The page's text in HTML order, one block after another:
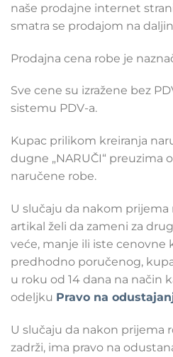
naše prodajne internet
smatra se prodajom na
Prodajna cena robe je
Sve cene su izražene bez
sistemu PDV-a.
Kupac prilikom kreiranja
dugne „NARUČI“ preuzima
naručene robe.
U slučaju da nakom
artikal želi da zameni za
veće, manje ili iste cenovne
predhodno poručenog,
u roku od 14 dana na način
odeljku Pravo na
U slučaju da nakon prijema
zadrži, ima pravo na